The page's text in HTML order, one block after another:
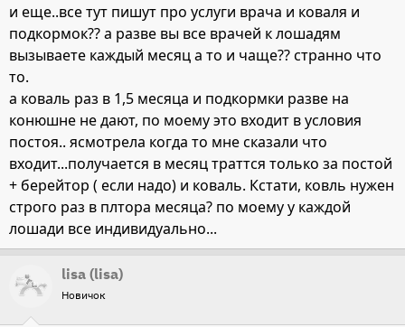
и еще..все тут пишут про услуги врача и коваля и
подкормок?? а разве вы все врачей к лошадям
вызываете каждый месяц а то и чаще?? странно что
то.
а коваль раз в 1,5 месяца и подкормки разве на
конюшне не дают, по моему это входит в условия
постоя.. ясмотрела когда то мне сказали что
входит...получается в месяц траттся только за постой
+ берейтор ( если надо) и коваль. Кстати, ковль нужен
строго раз в плтора месяца? по моему у каждой
лошади все индивидуально...
lisa (lisa)
Новичок